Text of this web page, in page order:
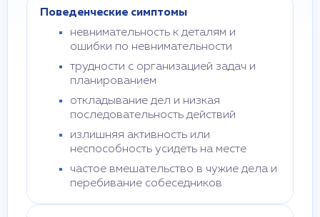
Поведенческие симптомы
невнимательность к деталям и
ошибки по невнимательности
трудности с организацией задач и
планированием
откладывание дел и низкая
последовательность действий
излишняя активность или
неспособность усидеть на месте
частое вмешательство в чужие дела и
перебивание собеседников